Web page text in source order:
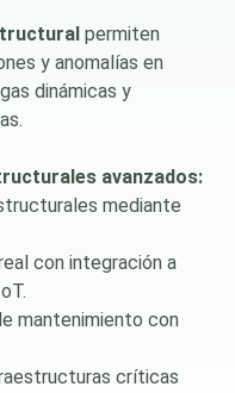
permiten
y anomalías en
dinámicas y
avanzados:
mediante
con integración a
mantenimiento con
críticas